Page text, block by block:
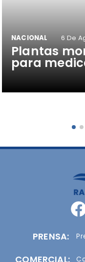
Plantas
para
NACIONAL 6 De
PRENSA:
COMERCIAL: